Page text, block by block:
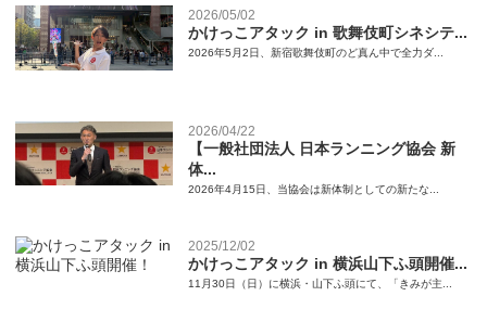
2026/05/02
かけっこアタック in 歌舞伎町シネシテ...
2026年5月2日、新宿歌舞伎町のど真ん中で全力ダ...
2026/04/22
【一般社団法人 日本ランニング協会 新
体...
2026年4月15日、当協会は新体制としての新たな...
2025/12/02
かけっこアタック in 横浜山下ふ頭開催...
11月30日（日）に横浜・山下ふ頭にて、「きみが主...